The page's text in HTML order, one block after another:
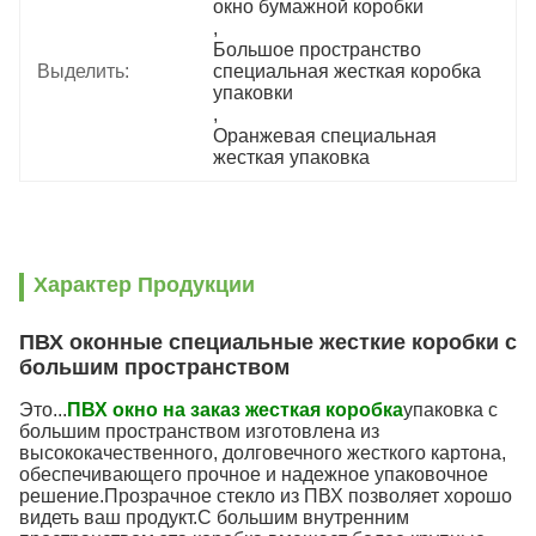
Выделить:
окно бумажной коробки
,
Большое пространство
специальная жесткая коробка
упаковки
,
Оранжевая специальная
жесткая упаковка
Характер Продукции
ПВХ оконные специальные жесткие коробки с
большим пространством
Это... ПВХ окно на заказ жесткая коробкаупаковка с
большим пространством изготовлена из
высококачественного, долговечного жесткого картона,
обеспечивающего прочное и надежное упаковочное
решение.Прозрачное стекло из ПВХ позволяет хорошо
видеть ваш продукт.С большим внутренним